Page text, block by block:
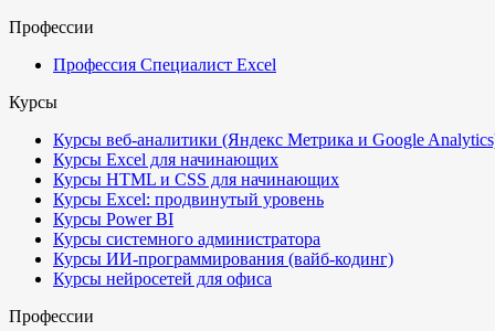
Профессии
Профессия Специалист Excel
Курсы
Курсы веб-аналитики (Яндекс Метрика и Google
Курсы Excel для начинающих
Курсы HTML и CSS для начинающих
Курсы Excel: продвинутый уровень
Курсы Power BI
Курсы системного администратора
Курсы ИИ-программирования (вайб-кодинг)
Курсы нейросетей для офиса
Профессии